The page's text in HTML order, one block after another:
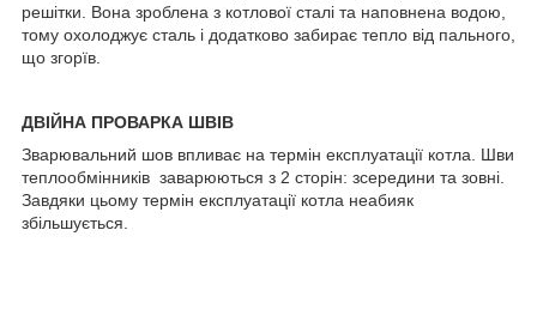
решітки. Вона зроблена з котлової сталі та наповнена водою,
тому охолоджує сталь і додатково забирає тепло від пального,
що згорїв.
ДВІЙНА ПРОВАРКА ШВІВ
Зварювальний шов впливає на термін експлуатації котла. Шви
теплообмінників заварюються з 2 сторін: зсередини та зовні.
Завдяки цьому термін експлуатації котла неабияк
збільшується.